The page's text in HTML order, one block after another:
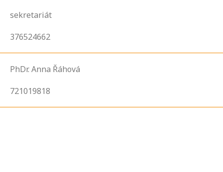
sekretariát
376524662
PhDr. Anna Řáhová
721019818